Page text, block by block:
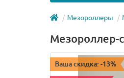
Мезороллеры
Мезороллер-
Ваша скидка: -13%